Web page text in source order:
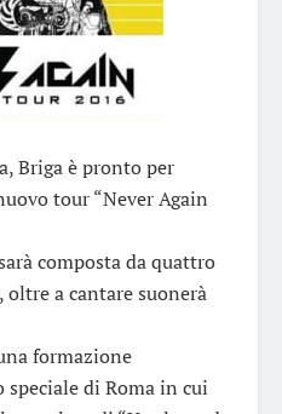
Briga è pronto per
tour “Never Again
composta da quattro
a cantare suonerà
formazione
speciale di Roma in cui